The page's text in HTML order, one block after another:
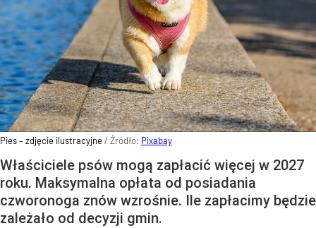
Pies – zdjęcie ilustracyjne/ Źródło: Pixabay
Właściciele psów mogą zapłacić więcej w 2027
roku. Maksymalna opłata od posiadania
czworonoga znów wzrośnie. Ile zapłacimy będzie
zależało od decyzji gmin.